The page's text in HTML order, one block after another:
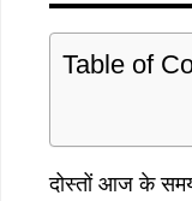
Table of
दोस्तों आज के